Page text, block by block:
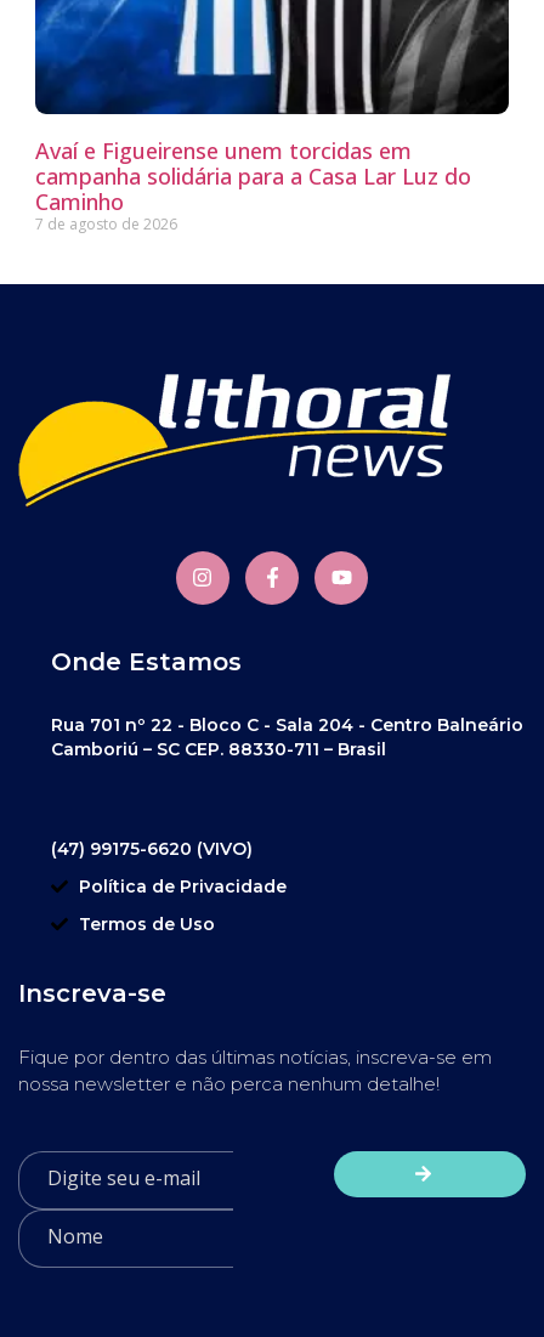
Avaí e Figueirense unem torcidas em
campanha solidária para a Casa Lar Luz do
Caminho
7 de agosto de 2026
Onde Estamos
Rua 701 nº 22 - Bloco C - Sala 204 - Centro Balneário
Camboriú – SC CEP. 88330-711 – Brasil
(47) 99175-6620 (VIVO)
Política de Privacidade
Termos de Uso
Inscreva-se
Fique por dentro das últimas notícias, inscreva-se em
nossa newsletter e não perca nenhum detalhe!